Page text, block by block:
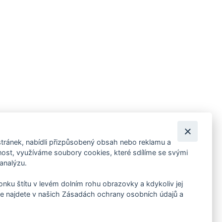
pozvánky na kulturní a sportovní akce?
nabídli přizpůsobený obsah nebo reklamu a
využíváme soubory cookies, které sdílíme se svými
štítu v levém dolním rohu obrazovky a kdykoliv jej
najdete v našich Zásadách ochrany osobních údajů a